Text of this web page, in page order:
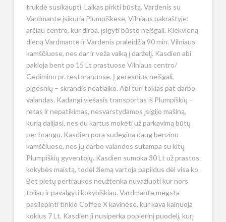
trukdė susikaupti. Laikas pirkti būstą. Vardenis su
Vardmante įsikuria Plumpiškėse, Vilniaus pakraštyje:
arčiau centro, kur dirba, įsigyti būsto neišgali. Kiekvieną
dieną Vardmantė ir Vardenis praleidžia 90 min. Vilniaus
kamščiuose, nes dar ir veža vaiką į darželį. Kasdien abi
pakloja bent po 15 Lt prastuose Vilniaus centro/
Gedimino pr. restoranuose. Į geresnius neišgali,
pigesnių – skrandis neatlaiko. Abi turi tokias pat darbo
valandas. Kadangi viešasis transportas iš Plumpiškių –
retas ir nepatikimas, nesvarstydamos įsigijo mašiną,
kurią dalijasi, nes du kartus mokėti už parkavimą būtų
per brangu. Kasdien pora sudegina daug benzino
kamščiuose, nes jų darbo valandos sutampa su kitų
Plumpiškių gyventojų. Kasdien sumoka 30 Lt už prastos
kokybės maistą, todėl žiemą vartoja papildus dėl visa ko.
Bet pietų pertraukos neužtenka nuvažiuoti kur nors
toliau ir pavalgyti kokybiškiau. Vardmantė mėgsta
pasilepinti tinklo Coffee X kavinėse, kur kava kainuoja
kokius 7 Lt. Kasdien ji nusiperka popierinį puodelį, kurį